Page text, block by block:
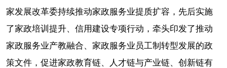
家发展改革委持续推动家政服务业提质扩容，先后实施
了家政培训提升、信用建设专项行动，牵头印发了推动
家政服务业产教融合、家政服务业员工制转型发展的政
策文件，促进家政教育链、人才链与产业链、创新链有